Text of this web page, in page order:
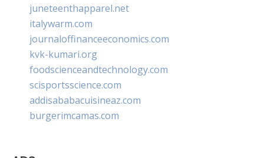
juneteenthapparel.net
italywarm.com
journaloffinanceeconomics.com
kvk-kumari.org
foodscienceandtechnology.com
scisportsscience.com
addisababacuisineaz.com
burgerimcamas.com